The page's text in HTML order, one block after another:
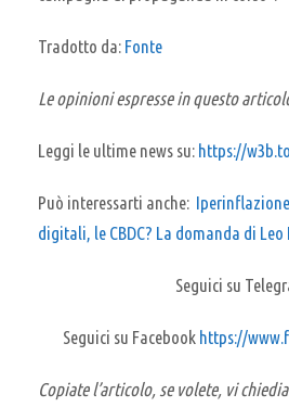
Tradotto da: Fonte
Le opinioni espresse in questo
Leggi le ultime news su: https://
Può interessarti anche:
digitali, le CBDC? La domanda di Leo
Seguici su
Seguici su Facebook https://
Copiate l’articolo, se volete, vi